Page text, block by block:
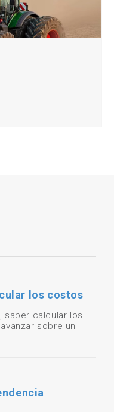
los costos
saber calcular los
sobre un